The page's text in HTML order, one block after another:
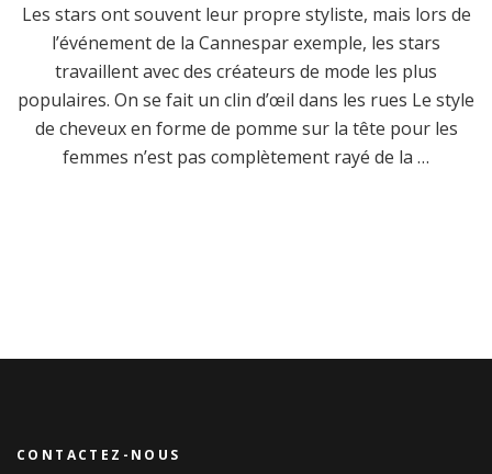
Les stars ont souvent leur propre styliste, mais lors de
l’événement de la Cannespar exemple, les stars
travaillent avec des créateurs de mode les plus
populaires. On se fait un clin d’œil dans les rues Le style
de cheveux en forme de pomme sur la tête pour les
femmes n’est pas complètement rayé de la …
CONTACTEZ-NOUS